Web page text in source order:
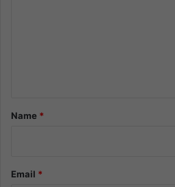
*Name *
Email *